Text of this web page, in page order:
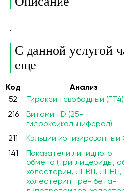
.
С данной услугой
еще
Код Анализ
52
Тироксин свободный (FT4)
216
Витамин D (25-
гидроксикальциферол)
211 Кальций ионизированный
141
Показатели липидного
обмена (триглицериды,
холестерин, ЛПВП, ЛПНП,
холестерин пре- бета-